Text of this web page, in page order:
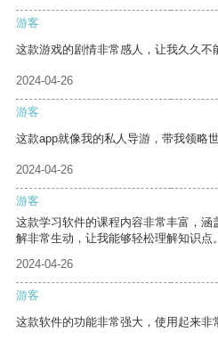
游客
这款游戏的剧情非常感人，让我久久不
2024-04-26
游客
这款app就像我的私人导游，带我领略
2024-04-26
游客
这款学习软件的课程内容非常丰富，
解非常生动，让我能够轻松理解知识点。
2024-04-26
游客
这款软件的功能非常强大，使用起来非